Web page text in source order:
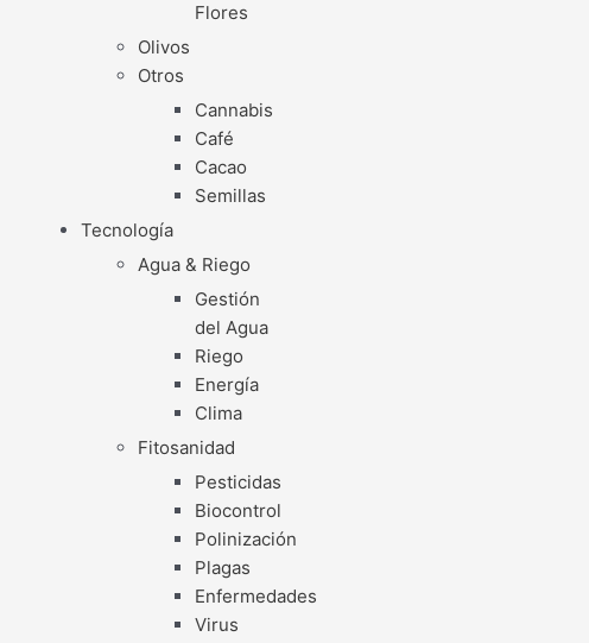
Flores
Olivos
Otros
Cannabis
Café
Cacao
Semillas
Tecnología
Agua & Riego
Gestión
del Agua
Riego
Energía
Clima
Fitosanidad
Pesticidas
Biocontrol
Polinización
Plagas
Enfermedades
Virus